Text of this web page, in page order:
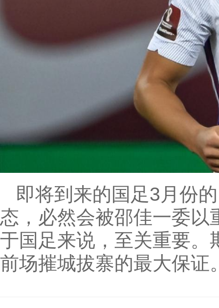
即将到来的国足3月份
态，必然会被邵佳一委
于国足来说，至关重要。
前场摧城拔寨的最大保证